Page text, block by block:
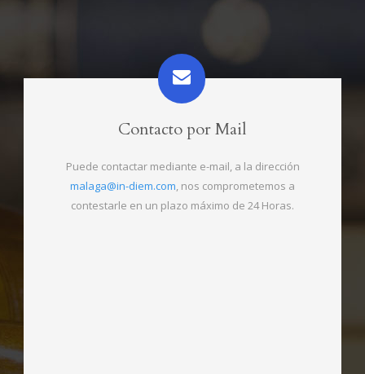
Contacto por Mail
Puede contactar mediante e-mail, a la dirección
malaga@in-diem.com, nos comprometemos a
contestarle en un plazo máximo de 24 Horas.